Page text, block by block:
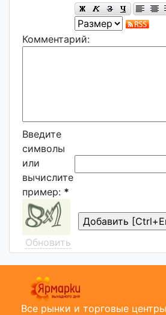
Комментарий:
Введите
символы
или
вычислите
пример: *
Обновить
Все рынки и торговые